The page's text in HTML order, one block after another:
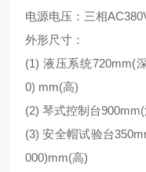
电源电压：三相
外形尺寸：
(1) 液压系统720mm(
0) mm(高)
(2) 琴式控制台
(3) 安全帽试验台
000)mm(高)